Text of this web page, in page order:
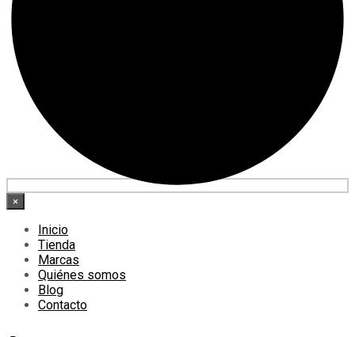
×
Inicio
Tienda
Marcas
Quiénes somos
Blog
Contacto